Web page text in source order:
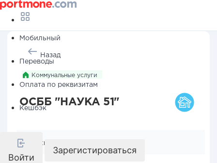
Мобильный
Переводы
Оплата по реквизитам
Кешбэк
Войти
Зарегистироваться
Назад
Коммунальные услуги
ОСББ "НАУКА 51"
Реквизиты компании